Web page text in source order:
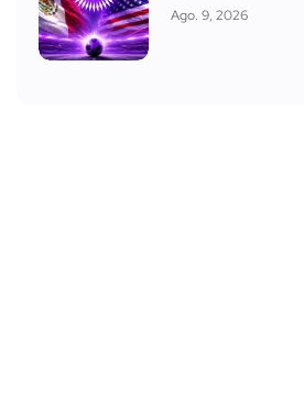
Ago. 9, 2026